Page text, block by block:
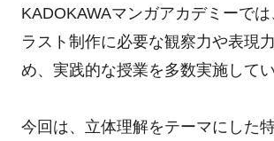
KADOKAWAマンガアカデミーで
ラスト制作に必要な観察力や表現
め、実践的な授業を多数実施してい
今回は、立体理解をテーマにした